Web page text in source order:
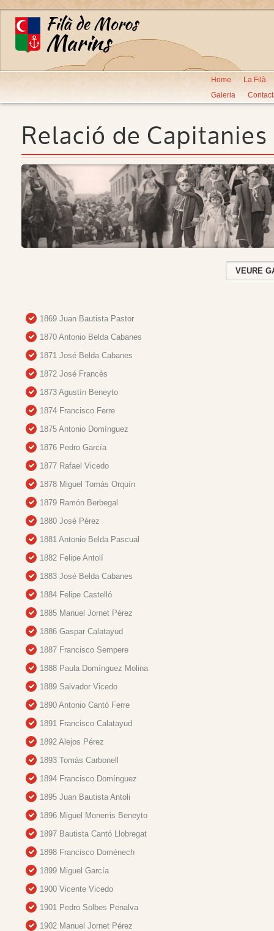
Home
La Filà
Galeria
Relació de Capitanies
VEURE
1869 Juan Bautista Pastor
1870 Antonio Belda Cabanes
1871 José Belda Cabanes
1872 José Francés
1873 Agustín Beneyto
1874 Francisco Ferre
1875 Antonio Domínguez
1876 Pedro García
1877 Rafael Vicedo
1878 Miguel Tomás Orquín
1879 Ramón Berbegal
1880 José Pérez
1881 Antonio Belda Pascual
1882 Felipe Antolí
1883 José Belda Cabanes
1884 Felipe Castelló
1885 Manuel Jornet Pérez
1886 Gaspar Calatayud
1887 Francisco Sempere
1888 Paula Domínguez Molina
1889 Salvador Vicedo
1890 Antonio Cantó Ferre
1891 Francisco Calatayud
1892 Alejos Pérez
1893 Tomás Carbonell
1894 Francisco Domínguez
1895 Juan Bautista Antoli
1896 Miguel Monerris Beneyto
1897 Bautista Cantó Llobregat
1898 Francisco Doménech
1899 Miguel García
1900 Vicente Vicedo
1901 Pedro Solbes Penalva
1902 Manuel Jornet Pérez